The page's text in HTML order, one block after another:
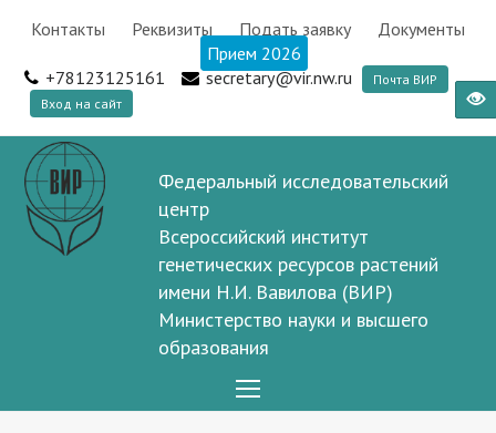
Контакты Реквизиты Подать заявку
Документы
Прием 2026
+78123125161
secretary@vir.nw.ru
Почта ВИР
Вход на сайт
Федеральный исследовательский
центр
Всероссийский институт
генетических ресурсов растений
имени Н.И. Вавилова (ВИР)
Министерство науки и высшего
образования